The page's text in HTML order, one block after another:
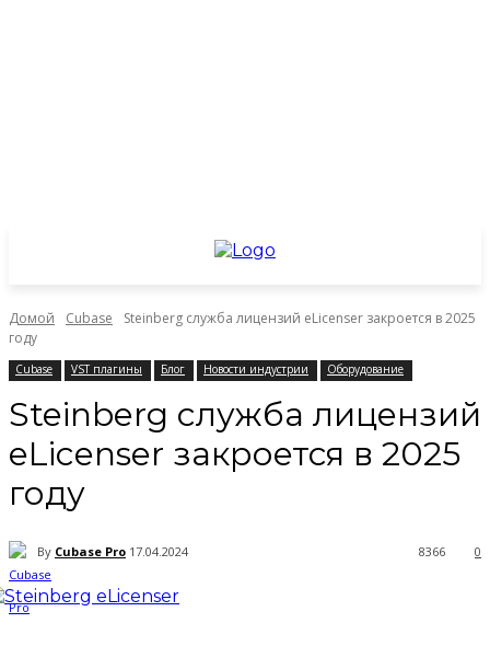
Домой Cubase
Steinberg cлужба лицензий eLicenser закроется в 2025
году
Cubase VST плагины Блог Новости индустрии Оборудование
Steinberg cлужба лицензий
eLicenser закроется в 2025
году
By Cubase Pro 17.04.2024 0
8366